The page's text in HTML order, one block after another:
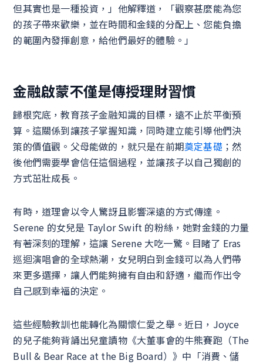
但其實也是一種投資，」他解釋道，「觀察甚麼能為您
的孩子帶來歡樂，並在時間和金錢的分配上、您能負擔
的範圍內發揮創意，給他們最好的體驗。」
金融啟蒙不僅是傳授理財習慣
歸根究底，教育孩子金融知識的目標，遠不止於平衡預
算。這關係到讓孩子掌握知識，同時建立能引導他們決
策的價值觀。父母能做的，就只是在前期奠定基礎 ；然
後他們需要學會信任這個過程，並讓孩子以自己獨創的
方式茁壯成長。
有時，道理會以令人驚訝且影響深遠的方式傳達。
Serene 的女兒是 Taylor Swift 的粉絲，她對金錢的力量
有著深刻的理解，這讓 Serene 大吃一驚。目睹了 Eras
巡迴演唱會的全球熱潮，女兒明白到金錢可以為人們帶
來更多選擇，讓人們能夠擁有自由和舒適，繼而作出令
自己感到幸福的決定。
這些經驗教訓也能轉化為關懷仁愛之舉。近日，Joyce
的兒子能夠背誦出兒童讀物《大董事會的牛熊賽跑（The
Bull & Bear Race at the Big Board）》中「消費、儲